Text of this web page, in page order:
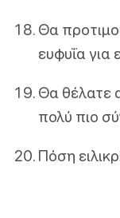
Θα
ευφυΐα για
Θα θέλατε
πολύ πιο
Πόση